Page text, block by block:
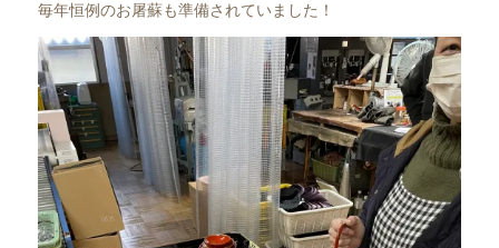
毎年恒例のお屠蘇も準備されていました！